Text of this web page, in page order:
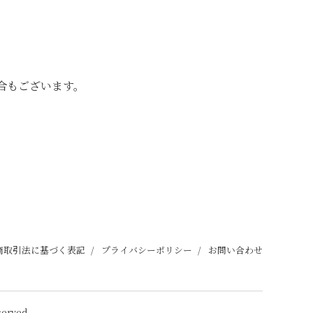
ございます。
取引法に基づく表記 プライバシーポリシー お問い合わせ